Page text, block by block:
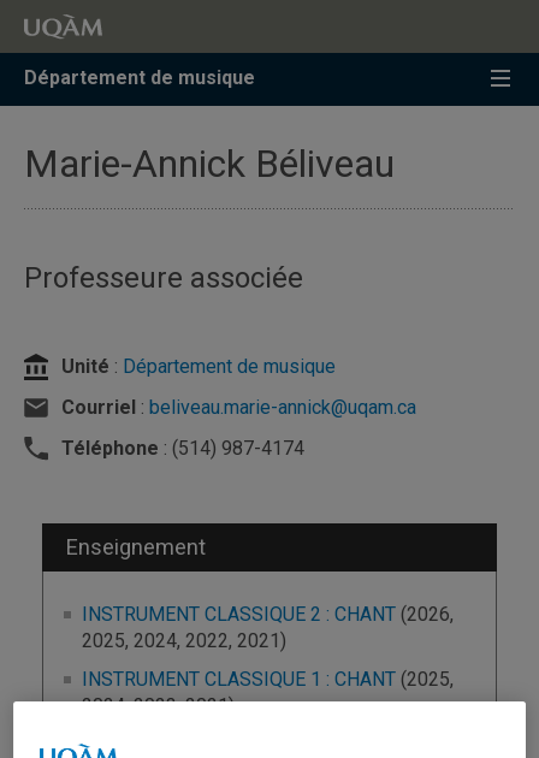
Accéder
recherche
Accéder
menu
pricipal
Accéder
zone
Département de musique
Marie-Annick Béliveau
Professeure associée
Unité : Département de musique
Courriel : beliveau.marie-annick@uqam.ca
Téléphone : (514) 987-4174
Enseignement
INSTRUMENT CLASSIQUE 2 : CHANT (2026,
2025, 2024, 2022, 2021)
INSTRUMENT CLASSIQUE 1 : CHANT (2025,
2024, 2023, 2021)
INSTRUMENT CLASSIQUE 3 : CHANT